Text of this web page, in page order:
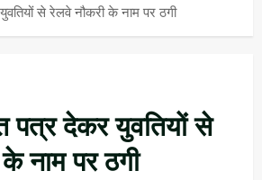
से रेलवे नौकरी के नाम पर ठगी
पत्र देकर युवतियों से
नाम पर ठगी